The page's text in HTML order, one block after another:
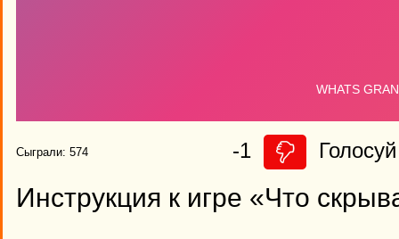
Сыграли: 574 -1
Инструкция к игре «Что